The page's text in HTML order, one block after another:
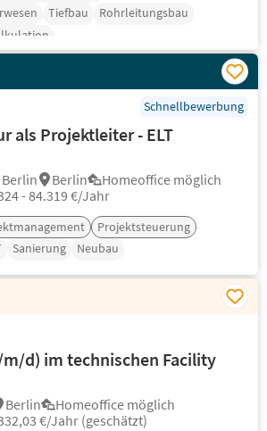
Tiefbau
Rohrleitungsbau
Schnellbewerbung
als Projektleiter - ELT
Berlin
Homeoffice möglich
- 84.319 €/Jahr
Projektsteuerung
Sanierung Neubau
d) im technischen Facility
Berlin
Homeoffice möglich
€/Jahr (geschätzt)